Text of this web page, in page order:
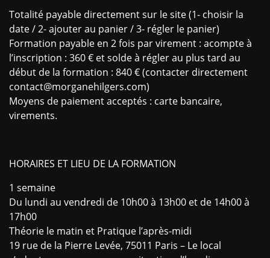
Totalité payable directement sur le site (1- choisir la
date / 2- ajouter au panier / 3- régler le panier)
Formation payable en 2 fois par virement : acompte à
l’inscription : 360 € et solde à régler au plus tard au
début de la formation : 840 € (contacter directement
contact@morganehilgers.com)
Moyens de paiement acceptés : carte bancaire,
virements.
HORAIRES ET LIEU DE LA FORMATION
1 semaine
Du lundi au vendredi de 10h00 à 13h00 et de 14h00 à
17h00
Théorie le matin et Pratique l’après-midi
19 rue de la Pierre Levée, 75011 Paris – Le local